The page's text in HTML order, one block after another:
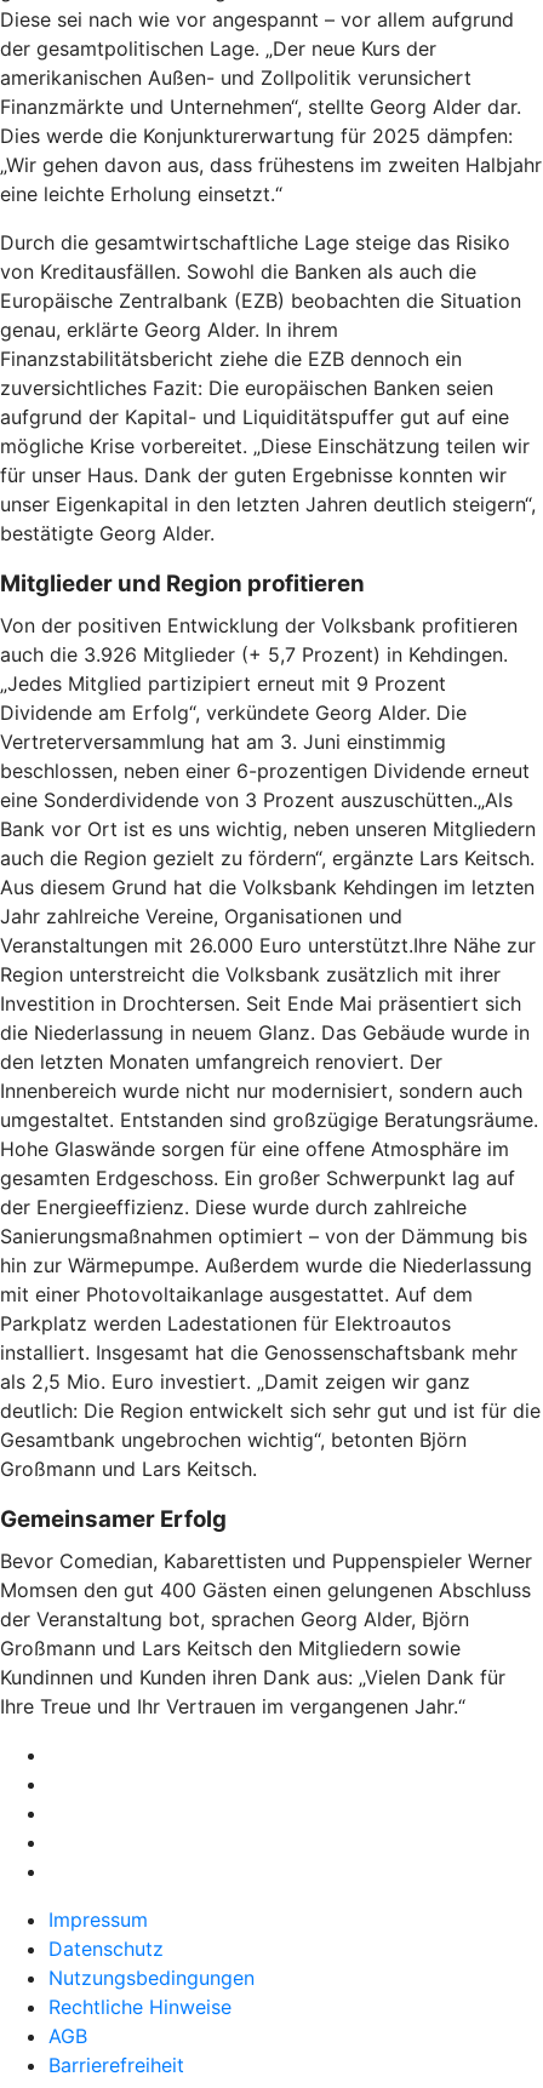
Diese sei nach wie vor angespannt – vor allem aufgrund
der gesamtpolitischen Lage. „Der neue Kurs der
amerikanischen Außen- und Zollpolitik verunsichert
Finanzmärkte und Unternehmen“, stellte Georg Alder dar.
Dies werde die Konjunkturerwartung für 2025 dämpfen:
„Wir gehen davon aus, dass frühestens im zweiten Halbjahr
eine leichte Erholung einsetzt.“
Durch die gesamtwirtschaftliche Lage steige das Risiko
von Kreditausfällen. Sowohl die Banken als auch die
Europäische Zentralbank (EZB) beobachten die Situation
genau, erklärte Georg Alder. In ihrem
Finanzstabilitätsbericht ziehe die EZB dennoch ein
zuversichtliches Fazit: Die europäischen Banken seien
aufgrund der Kapital- und Liquiditätspuffer gut auf eine
mögliche Krise vorbereitet. „Diese Einschätzung teilen wir
für unser Haus. Dank der guten Ergebnisse konnten wir
unser Eigenkapital in den letzten Jahren deutlich steigern“,
bestätigte Georg Alder.
Mitglieder und Region profitieren
Von der positiven Entwicklung der Volksbank profitieren
auch die 3.926 Mitglieder (+ 5,7 Prozent) in Kehdingen.
„Jedes Mitglied partizipiert erneut mit 9 Prozent
Dividende am Erfolg“, verkündete Georg Alder. Die
Vertreterversammlung hat am 3. Juni einstimmig
beschlossen, neben einer 6-prozentigen Dividende erneut
eine Sonderdividende von 3 Prozent auszuschütten.„Als
Bank vor Ort ist es uns wichtig, neben unseren Mitgliedern
auch die Region gezielt zu fördern“, ergänzte Lars Keitsch.
Aus diesem Grund hat die Volksbank Kehdingen im letzten
Jahr zahlreiche Vereine, Organisationen und
Veranstaltungen mit 26.000 Euro unterstützt.Ihre Nähe zur
Region unterstreicht die Volksbank zusätzlich mit ihrer
Investition in Drochtersen. Seit Ende Mai präsentiert sich
die Niederlassung in neuem Glanz. Das Gebäude wurde in
den letzten Monaten umfangreich renoviert. Der
Innenbereich wurde nicht nur modernisiert, sondern auch
umgestaltet. Entstanden sind großzügige Beratungsräume.
Hohe Glaswände sorgen für eine offene Atmosphäre im
gesamten Erdgeschoss. Ein großer Schwerpunkt lag auf
der Energieeffizienz. Diese wurde durch zahlreiche
Sanierungsmaßnahmen optimiert – von der Dämmung bis
hin zur Wärmepumpe. Außerdem wurde die Niederlassung
mit einer Photovoltaikanlage ausgestattet. Auf dem
Parkplatz werden Ladestationen für Elektroautos
installiert. Insgesamt hat die Genossenschaftsbank mehr
als 2,5 Mio. Euro investiert. „Damit zeigen wir ganz
deutlich: Die Region entwickelt sich sehr gut und ist für die
Gesamtbank ungebrochen wichtig“, betonten Björn
Großmann und Lars Keitsch.
Gemeinsamer Erfolg
Bevor Comedian, Kabarettisten und Puppenspieler Werner
Momsen den gut 400 Gästen einen gelungenen Abschluss
der Veranstaltung bot, sprachen Georg Alder, Björn
Großmann und Lars Keitsch den Mitgliedern sowie
Kundinnen und Kunden ihren Dank aus: „Vielen Dank für
Ihre Treue und Ihr Vertrauen im vergangenen Jahr.“
Impressum
Datenschutz
Nutzungsbedingungen
Rechtliche Hinweise
AGB
Barrierefreiheit